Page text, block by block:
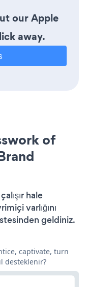
our Apple
away.
of
hale
varlığını
geldiniz.
captivate, turn
desteklenir?